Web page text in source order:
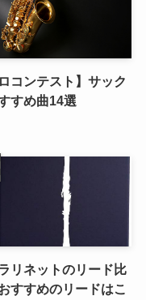
ロコンテスト】サック
すめ曲14選
ラリネットのリード比
すすめのリードはこ